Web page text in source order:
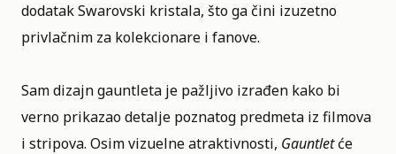
dodatakSwarovski kristala, što ga čini izuzetno
privlačnim za kolekcionare i fanove.
Sam dizajn gauntleta je pažljivo izrađen kako bi
verno prikazao detalje poznatog predmeta iz filmova
i stripova. Osim vizuelne atraktivnosti, Gauntletće